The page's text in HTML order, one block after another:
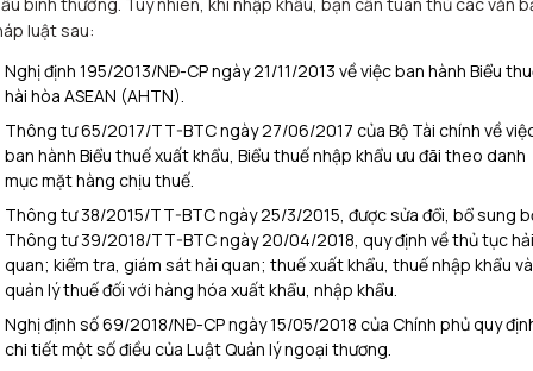
luật sau:
Nghị định 195/2013/NĐ-CP ngày 21/11/2013 về việc ban hành Biểu
hài hòa ASEAN (AHTN).
Thông tư 65/2017/TT-BTC ngày 27/06/2017 của Bộ Tài chính về
ban hành Biểu thuế xuất khẩu, Biểu thuế nhập khẩu ưu đãi theo danh
mục mặt hàng chịu thuế.
Thông tư 38/2015/TT-BTC ngày 25/3/2015, được sửa đổi, bổ sung
Thông tư 39/2018/TT-BTC ngày 20/04/2018, quy định về thủ tục hải
quan; kiểm tra, giám sát hải quan; thuế xuất khẩu, thuế nhập khẩu và
quản lý thuế đối với hàng hóa xuất khẩu, nhập khẩu.
Nghị định số 69/2018/NĐ-CP ngày 15/05/2018 của Chính phủ quy
chi tiết một số điều của Luật Quản lý ngoại thương.